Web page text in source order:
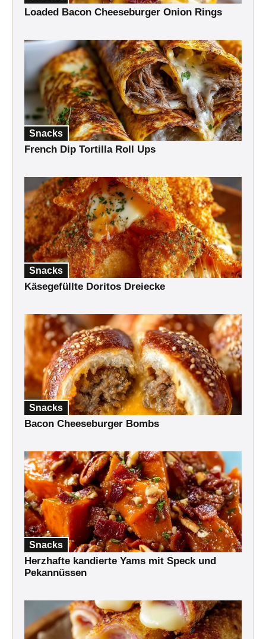
Loaded Bacon Cheeseburger Onion Rings
Snacks
French Dip Tortilla Roll Ups
Snacks
Käsegefüllte Doritos Dreiecke
Snacks
Bacon Cheeseburger Bombs
Snacks
Herzhafte kandierte Yams mit Speck und
Pekannüssen